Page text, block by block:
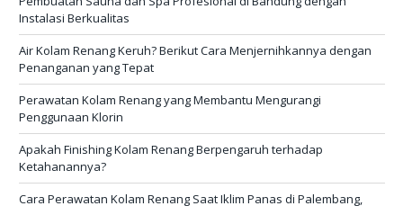
Instalasi Berkualitas
Air Kolam Renang Keruh? Berikut Cara Menjernihkannya dengan
Penanganan yang Tepat
Perawatan Kolam Renang yang Membantu Mengurangi
Penggunaan Klorin
Apakah Finishing Kolam Renang Berpengaruh terhadap
Ketahanannya?
Cara Perawatan Kolam Renang Saat Iklim Panas di Palembang,